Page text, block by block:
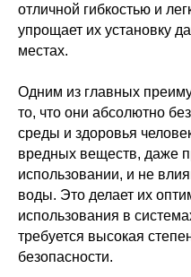
отличной гибкостью и
упрощает их установку
местах.
Одним из главных
то, что они абсолютно
среды и здоровья
вредных веществ, даже
использовании, и не
воды. Это делает их
использования в
требуется высокая
безопасности.